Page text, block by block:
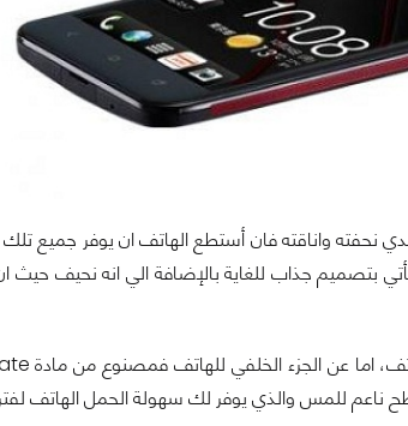
واناقته فان أستطع الهاتف ان يوفر جميع تلك
بتصميم جذاب للغاية بالإضافة الي انه نحيف
اما عن الجزء الخلفي للهاتف فمصنوع من مادة
ناعم للمس والذي يوفر لك سهولة الحمل الهاتف